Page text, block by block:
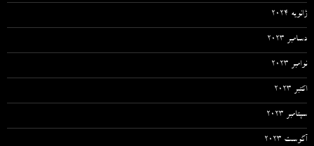
ژانویه 2024
دسامبر 2023
نوامبر 2023
اکتبر 2023
سپتامبر 2023
آگوست 2023